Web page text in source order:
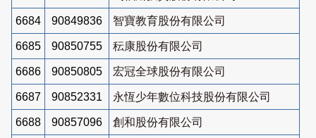
6684 90849836 智寶教育股份有限公司
6685 90850755 秐康股份有限公司
6686 90850805 宏冠全球股份有限公司
6687 90852331 永恆少年數位科技股份有限公司
6688 90857096 創和股份有限公司